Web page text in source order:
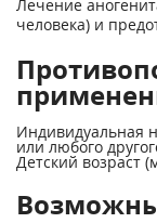
Лечение
человека) и
Индивидуальная
или любого
Детский возраст